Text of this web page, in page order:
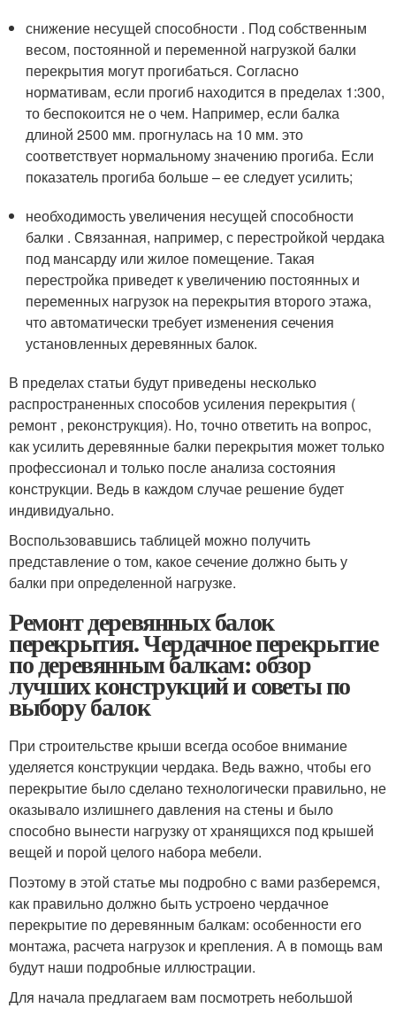
снижение несущей способности . Под собственным
весом, постоянной и переменной нагрузкой балки
перекрытия могут прогибаться. Согласно
нормативам, если прогиб находится в пределах 1:300,
то беспокоится не о чем. Например, если балка
длиной 2500 мм. прогнулась на 10 мм. это
соответствует нормальному значению прогиба. Если
показатель прогиба больше – ее следует усилить;
необходимость увеличения несущей способности
балки . Связанная, например, с перестройкой чердака
под мансарду или жилое помещение. Такая
перестройка приведет к увеличению постоянных и
переменных нагрузок на перекрытия второго этажа,
что автоматически требует изменения сечения
установленных деревянных балок.
В пределах статьи будут приведены несколько
распространенных способов усиления перекрытия (
ремонт , реконструкция). Но, точно ответить на вопрос,
как усилить деревянные балки перекрытия может только
профессионал и только после анализа состояния
конструкции. Ведь в каждом случае решение будет
индивидуально.
Воспользовавшись таблицей можно получить
представление о том, какое сечение должно быть у
балки при определенной нагрузке.
Ремонт деревянных балок
перекрытия. Чердачное перекрытие
по деревянным балкам: обзор
лучших конструкций и советы по
выбору балок
При строительстве крыши всегда особое внимание
уделяется конструкции чердака. Ведь важно, чтобы его
перекрытие было сделано технологически правильно, не
оказывало излишнего давления на стены и было
способно вынести нагрузку от хранящихся под крышей
вещей и порой целого набора мебели.
Поэтому в этой статье мы подробно с вами разберемся,
как правильно должно быть устроено чердачное
перекрытие по деревянным балкам: особенности его
монтажа, расчета нагрузок и крепления. А в помощь вам
будут наши подробные иллюстрации.
Для начала предлагаем вам посмотреть небольшой